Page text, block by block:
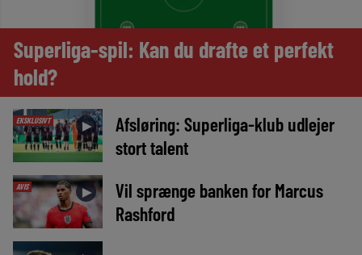
Superliga-spil: Kan du drafte et perfekt
hold?
EKSKLUSIVT ►
Afsløring: Superliga-klub udlejer
stort talent
AVIS ►
Vil sprænge banken for Marcus
Rashford